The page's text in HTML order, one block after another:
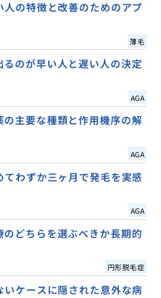
人の特徴と改善のためのアプ
薄毛
のが早い人と遅い人の決定
AGA
の主要な種類と作用機序の解
AGA
てわずか三ヶ月で発毛を実感
AGA
のどちらを選ぶべきか長期的
円形脱毛症
いケースに隠された意外な病